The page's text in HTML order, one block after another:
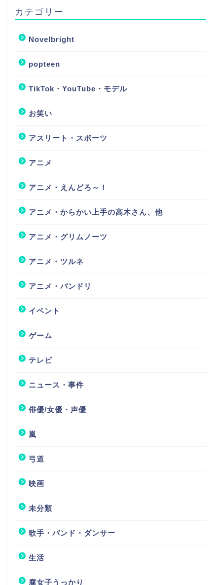
カテゴリー
Novelbright
popteen
TikTok・YouTube・モデル
お笑い
アスリート・スポーツ
アニメ
アニメ・えんどろ～！
アニメ・からかい上手の高木さん、他
アニメ・グリムノーツ
アニメ・ツルネ
アニメ・バンドリ
イベント
ゲーム
テレビ
ニュース・事件
俳優/女優・声優
嵐
弓道
映画
未分類
歌手・バンド・ダンサー
生活
腐女子うっかり